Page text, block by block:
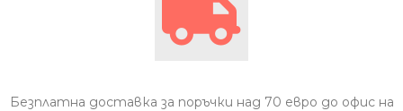
Безплатна доставка за поръчки над 70 евро до офис на